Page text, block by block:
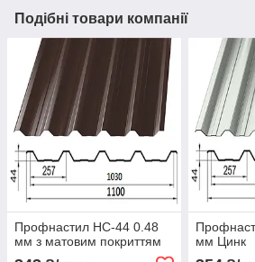
Подібні товари компанії
Профнастил НС-44 0.48
мм з матовим покриттям
мм Цинк